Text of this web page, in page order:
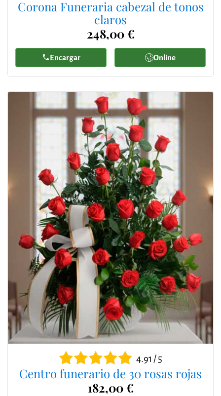
Corona Funeraria cabezal de tonos
claros
248,00 €
Encargar Online
4.91 / 5
Centro funerario de 30 rosas rojas
182,00 €